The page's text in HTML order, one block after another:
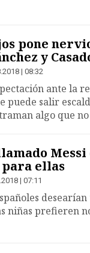
pone
y
| 08:32
ante la
puede salir
algo que
ellas
| 07:11
niñas prefieren